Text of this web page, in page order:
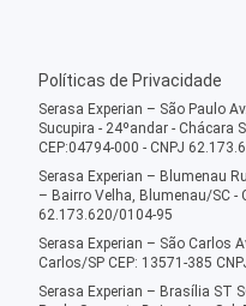
Políticas de Privacidade
Serasa Experian – São Paulo
Sucupira - 24ºandar - Chácara
CEP:04794-000 - CNPJ
Serasa Experian – Blumenau
– Bairro Velha, Blumenau/SC -
62.173.620/0104-95
Serasa Experian – São Carlos
Carlos/SP CEP: 13571-385
Serasa Experian – Brasília ST